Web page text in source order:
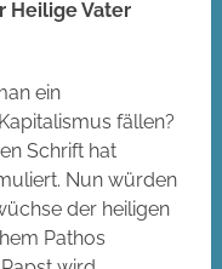
Heilige Vater
ein
fällen?
Schrift hat
Nun würden
der heiligen
Pathos